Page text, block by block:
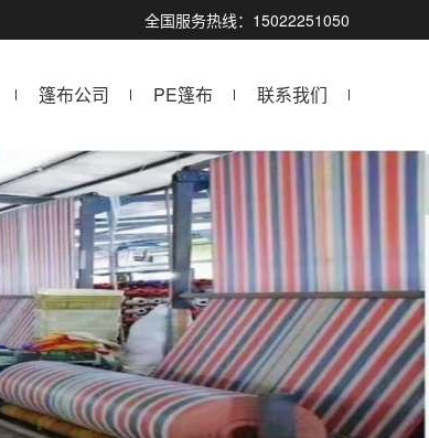
全国服务热线：15022251050
篷布公司 PE篷布 联系我们